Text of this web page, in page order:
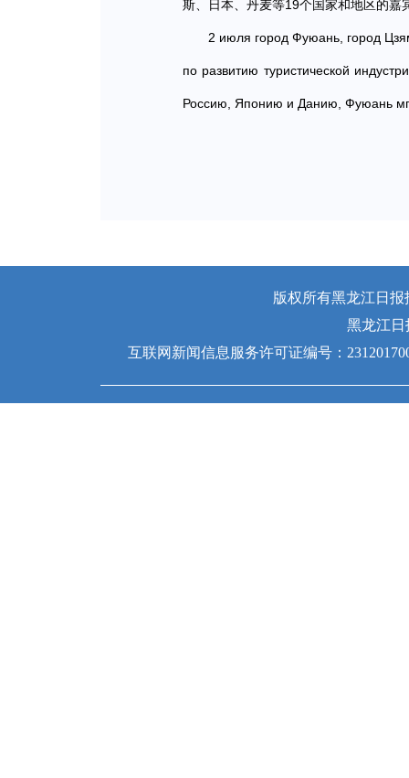
斯、日本、丹麦等19个国家和地区的嘉
2 июля город Фуюань, город
по развитию туристической
Россию, Японию и Данию, Фуюань
版权所有黑龙江日报
黑龙江日
互联网新闻信息服务许可证编号：